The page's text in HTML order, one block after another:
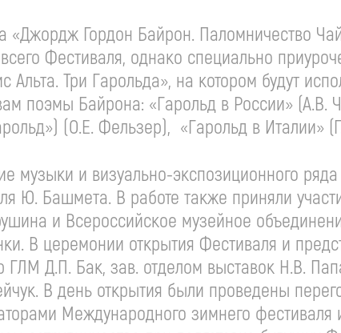
«Джордж Гордон Байрон. Паломничество
Фестиваля, однако специально
Альта. Три Гарольда», на котором будут
поэмы Байрона: «Гарольд в России» (А.В.
(О.Е. Фельзер), «Гарольд в Италии»
музыки и визуально-экспозиционного
Ю. Башмета. В работе также приняли
и Всероссийское музейное
В церемонии открытия Фестиваля и
ГЛМ Д.П. Бак, зав. отделом выставок Н.В.
В день открытия были проведены
Международного зимнего фестиваля